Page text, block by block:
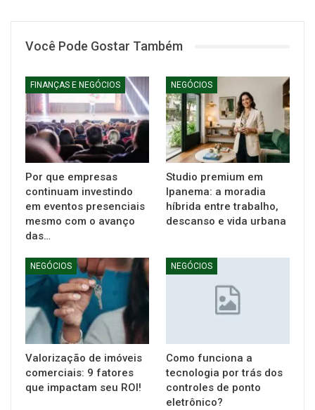
Você Pode Gostar Também
FINANÇAS E NEGÓCIOS
Por que empresas
continuam investindo
em eventos presenciais
mesmo com o avanço
das…
NEGÓCIOS
Studio premium em
Ipanema: a moradia
híbrida entre trabalho,
descanso e vida urbana
NEGÓCIOS
Valorização de imóveis
comerciais: 9 fatores
que impactam seu ROI!
NEGÓCIOS
Como funciona a
tecnologia por trás dos
controles de ponto
eletrônico?